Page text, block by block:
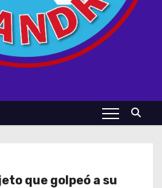
que golpeó a su